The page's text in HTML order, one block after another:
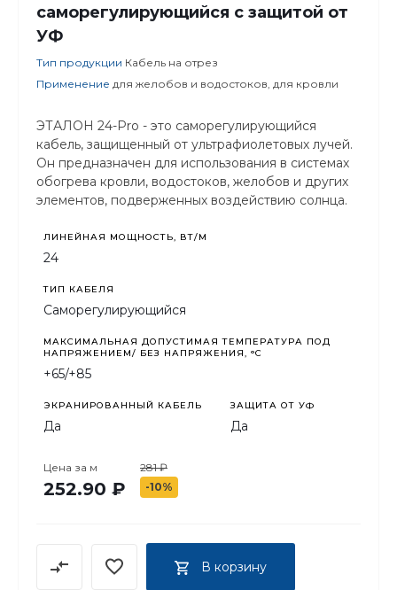
саморегулирующийся с защитой от
УФ
Тип продукции Кабель на отрез
Применение для желобов и водостоков, для кровли
ЭТАЛОН 24-Pro - это саморегулирующийся
кабель, защищенный от ультрафиолетовых лучей.
Он предназначен для использования в системах
обогрева кровли, водостоков, желобов и других
элементов, подверженных воздействию солнца.
ЛИНЕЙНАЯ МОЩНОСТЬ, ВТ/М
24
ТИП КАБЕЛЯ
Саморегулирующийся
МАКСИМАЛЬНАЯ ДОПУСТИМАЯ ТЕМПЕРАТУРА ПОД
НАПРЯЖЕНИЕМ/ БЕЗ НАПРЯЖЕНИЯ, °C
+65/+85
ЭКРАНИРОВАННЫЙ КАБЕЛЬ
Да
ЗАЩИТА ОТ УФ
Да
Цена за м
252.90 ₽
281 ₽
-10%
В корзину